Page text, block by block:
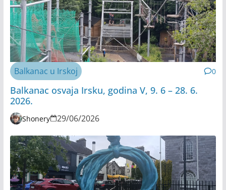
Balkanac u Irskoj 0
Balkanac osvaja Irsku, godina V, 9. 6 – 28. 6.
2026.
Shonery 29/06/2026